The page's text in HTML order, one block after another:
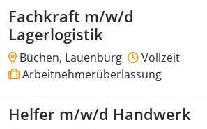
Fachkraft m/w/d
Lagerlogistik
Büchen, Lauenburg
Vollzeit
Arbeitnehmerüberlassung
Helfer m/w/d Handwerk